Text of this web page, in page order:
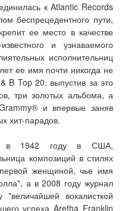
к Atlantic Records
беспрецедентного пути,
ее место в качестве
и узнаваемого
исполнительниц
ее имя почти никогда не
B Top 20, выпустив за это
три золотых альбома, а
и впервые заняв
хит-парадов.
в 1942 году в США,
композиций в стилях
женщиной, чье имя
а в 2008 году журнал
вокалисткой
успеха Aretha Franklin